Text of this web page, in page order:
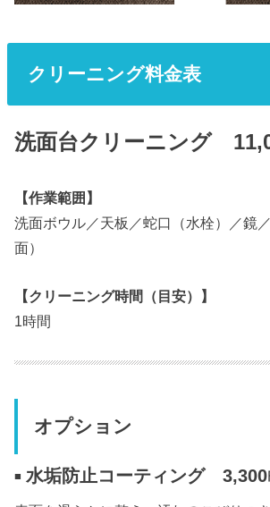
クリーニング料金表
洗面台クリーニング
【作業範囲】
洗面ボウル／天板／蛇口（水栓）／鏡
面）
【クリーニング時間（目安）】
1時間
オプション
■ 水垢防止コーティング 3,300